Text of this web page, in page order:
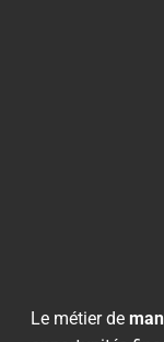
Le métier de